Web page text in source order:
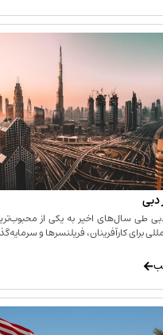
به یکی از محبوب‌ترین روش‌های
فریلنسرها و سرمایه‌گذاران